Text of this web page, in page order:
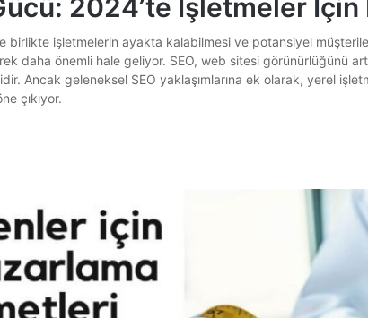
2024’te İşletmeler İçin
birlikte işletmelerin ayakta kalabilmesi ve potansiyel
daha önemli hale geliyor. SEO, web sitesi görünürlüğünü
Ancak geleneksel SEO yaklaşımlarına ek olarak, yerel
çıkıyor.